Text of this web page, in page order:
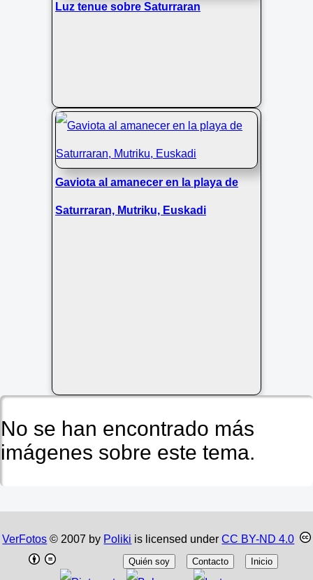
Luz tenue sobre Saturraran
Gaviota al amanecer en la playa de
Saturraran, Mutriku, Euskadi
No se han encontrado más
imágenes sobre este tema.
VerFotos © 2007 by Poliki is licensed underCC BY-ND 4.0
Quién soy Contacto Inicio